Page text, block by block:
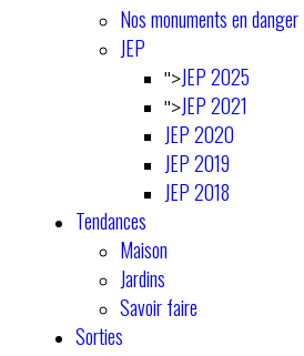
Nos monuments en danger
JEP
">JEP 2025
">JEP 2021
JEP 2020
JEP 2019
JEP 2018
Tendances
Maison
Jardins
Savoir faire
Sorties